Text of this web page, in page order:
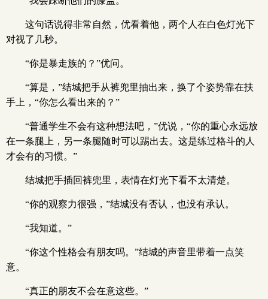
这句话说得非常自然，优看着他，两个人在白色灯光下
对视了几秒。
“你是暴走族的？”优问。
“算是，”结城把手从裤兜里抽出来，换了个姿势靠在扶
手上，“你怎么看出来的？”
“普通学生不会有这种想法吧，”优说，“你的重心永远放
在一条腿上，另一条腿随时可以踢出去。这是练过格斗的人
才会有的习惯。”
结城把手插回裤兜里，表情在灯光下看不太清楚。
“你的观察力很强，”结城没有否认，也没有承认。
“我知道。”
“你这个性格会有朋友吗。”结城的声音里带着一点笑
意。
“真正的朋友不会在意这些。”